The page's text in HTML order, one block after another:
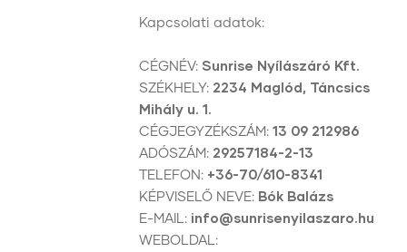
Kapcsolati adatok:
CÉGNÉV: Sunrise Nyílászáró Kft.
SZÉKHELY: 2234 Maglód, Táncsics
Mihály u. 1.
CÉGJEGYZÉKSZÁM: 13 09 212986
ADÓSZÁM: 29257184-2-13
TELEFON: +36-70/610-8341
KÉPVISELŐ NEVE: Bók Balázs
E-MAIL: info@sunrisenyilaszaro.hu
WEBOLDAL: